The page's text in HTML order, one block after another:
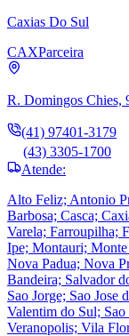
Caxias Do Sul
CAXParceira
R. Domingos Chies,
(41) 97401-3179
(43) 3305-1700
Atende:
Alto Feliz; Antonio
Barbosa; Casca;
Varela; Farroupilha;
Ipe; Montauri;
Nova Padua; Nova
Bandeira; Salvador
Sao Jorge; Sao Jose
Valentim do Sul;
Veranopolis; Vila